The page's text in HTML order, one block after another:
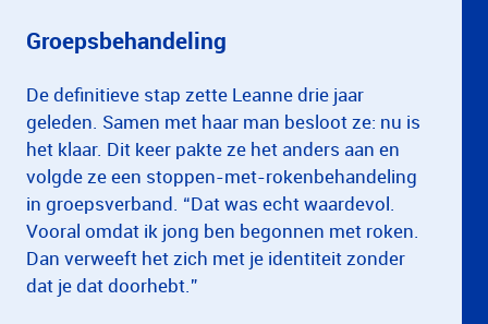
Groepsbehandeling
De definitieve stap zette Leanne drie jaar
geleden. Samen met haar man besloot ze: nu is
het klaar. Dit keer pakte ze het anders aan en
volgde ze een stoppen-met-rokenbehandeling
in groepsverband. “Dat was echt waardevol.
Vooral omdat ik jong ben begonnen met roken.
Dan verweeft het zich met je identiteit zonder
dat je dat doorhebt.”